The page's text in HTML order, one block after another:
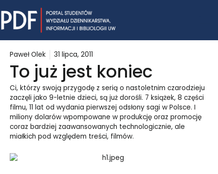
to
content
Paweł Olek 31 lipca, 2011
To już jest koniec
Ci, którzy swoją przygodę z serią o nastoletnim czarodzieju
zaczęli jako 9-letnie dzieci, są już dorośli. 7 książek, 8 części
filmu, 11 lat od wydania pierwszej odsłony sagi w Polsce. I
miliony dolarów wpompowane w produkcję oraz promocję
coraz bardziej zaawansowanych technologicznie, ale
miałkich pod względem treści, filmów.